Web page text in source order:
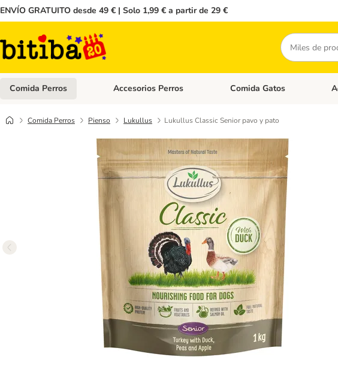
ENVÍO GRATUITO desde 49 € | Solo 1,99 € a partir de 29 €
Buscar
Comida Perros Menú de categoria abierto: Comida Perros
Accesorios Perros Menú de categoria abierto:
Comida Gatos
Comida Perros Pienso Lukullus Lukullus Classic Senior pavo y pato